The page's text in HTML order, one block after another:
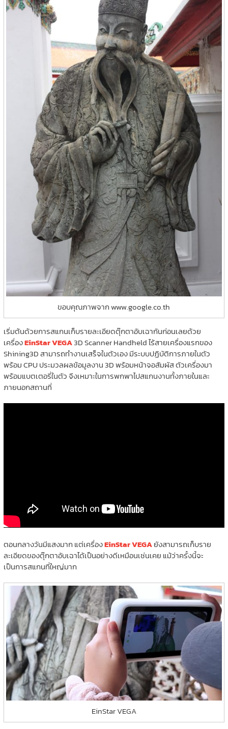
ขอบคุณภาพจาก www.google.co.th
เริ่มต้นด้วยการสแกนเก็บรายละเอียดตุ๊กตาอับเฉากันก่อนเลยด้วย
เครื่องEinStar VEGA3D Scanner Handheld ไร้สายเครื่องแรกของ
Shining3D สามารถทำงานเสร็จในตัวเอง มีระบบปฏิบัติการภายในตัว
พร้อม CPU ประมวลผลข้อมูลงาน 3D พร้อมหน้าจอสัมผัส ตัวเครื่องมา
พร้อมแบตเตอรี่ในตัว จึงเหมาะในการพกพาไปสแกนงานทั้งภายในและ
ภายนอกสถานที่
ตอนกลางวันมีแสงมาก แต่เครื่องEinStar VEGAยังสามารถเก็บราย
ละเอียดของตุ๊กตาอับเฉาได้เป็นอย่างดีเหมือนเช่นเคย แม้ว่าครั้งนี้จะ
เป็นการสแกนที่ใหญ่มาก
EinStar VEGA